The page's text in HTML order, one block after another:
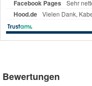
Bewertungen